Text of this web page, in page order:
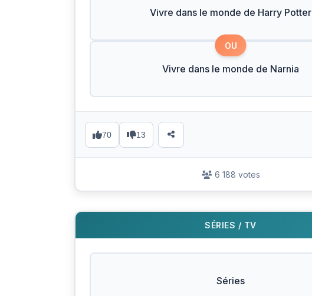
Vivre dans le monde de Harry Potter
OU
Vivre dans le monde de Narnia
70 13
6 188 votes
SÉRIES / TV
Séries